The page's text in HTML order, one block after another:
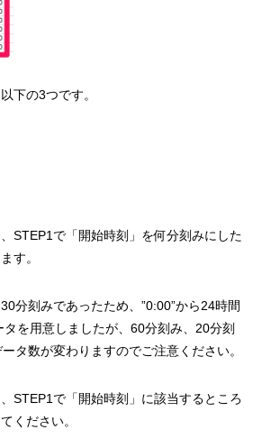
下の3つです。
、STEP1で「開始時刻」を何分刻みにした
す。
分刻みであったため、”0:00”から24時間
を用意しましたが、60分刻み、20分刻
タ数が変わりますのでご注意ください。
、STEP1で「開始時刻」に該当するところ
ください。